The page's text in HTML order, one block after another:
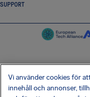
SUPPORT
Vi använder cookies för
innehåll och annonser,